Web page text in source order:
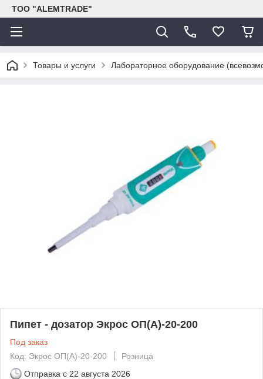
ТОО "ALEMTRADE"
Товары и услуги Лабораторное оборудование
Пипет - дозатор Экрос ОП(А)-20-200
Под заказ
Код: Экрос ОП(А)-20-200
Розница
Отправка с 22 августа 2026